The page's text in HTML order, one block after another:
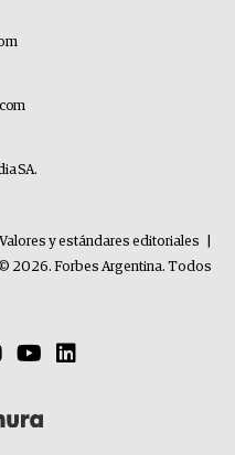
SA.
Valores y estándares editoriales
2026. Forbes Argentina. Todos